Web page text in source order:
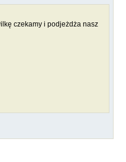
czekamy i podjeżdża nasz